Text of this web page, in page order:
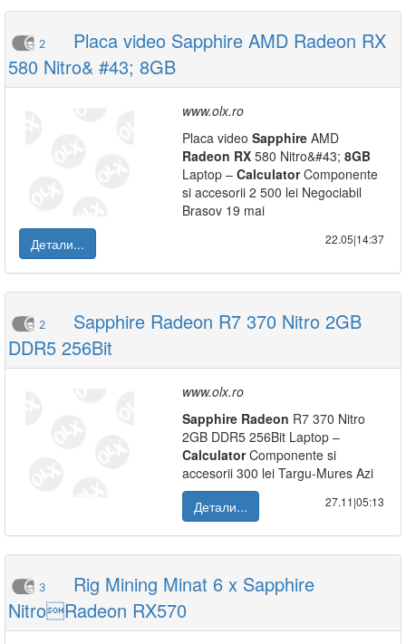
2
Placa video Sapphire AMD Radeon RX
580 Nitro& #43; 8GB
www.olx.ro
Placa video Sapphire AMD
Radeon RX 580 Nitro&#43; 8GB
Laptop – CalculatorComponente
si accesorii 2 500 lei Negociabil
Brasov 19 mai
Детали...
22.05|14:37
2
Sapphire Radeon R7 370 Nitro 2GB
DDR5 256Bit
www.olx.ro
Sapphire Radeon R7 370 Nitro
2GB DDR5 256Bit Laptop –
CalculatorComponente si
accesorii 300 lei Targu-Mures Azi
Детали...
27.11|05:13
3
Rig Mining Minat 6 x Sapphire
NitroRadeon RX570